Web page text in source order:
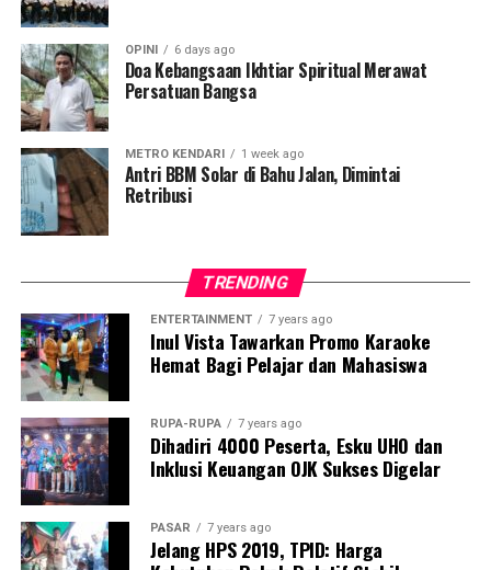
UMKM di kawasan eks MTQ. Ini adalah bentuk komitmen
pemerintah dalam memperkuat sektor UMKM yang
menjadi tulang punggung ekonomi masyarakat,” ujar
Ikhsan Jamal pada Selasa, 12 Desember 2025.
Ikhsan menekankan bahwa kebijakan tersebut
memberikan harapan baru bagi pelaku usaha mikro yang
selama ini membutuhkan tempat usaha yang lebih
representatif, layak, dan strategis.
membantu UMKM meningkatkan kualitas layanan
sekaligus daya saing usaha.
Dalam kesempatan tersebut, Ikhsan juga mendorong
agar proses pendataan dan pendaftaran penerima lapak
kelak dilakukan secara transparan serta benar-benar
memprioritaskan pelaku usaha kecil yang
menggantungkan mata pencahariannya dari aktivitas
kuliner.
“Yang terpenting adalah memastikan fasilitas ini
OPINI 6 days ago
Doa Kebangsaan Ikhtiar Spiritual Merawat
Persatuan Bangsa
METRO KENDARI 1 week ago
Antri BBM Solar di Bahu Jalan, Dimintai
Retribusi
TRENDING
ENTERTAINMENT 7 years ago
Inul Vista Tawarkan Promo Karaoke
Hemat Bagi Pelajar dan Mahasiswa
RUPA-RUPA 7 years ago
Dihadiri 4000 Peserta, Esku UHO dan
Inklusi Keuangan OJK Sukses Digelar
PASAR 7 years ago
Jelang HPS 2019, TPID: Harga